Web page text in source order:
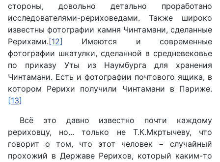
стороны, довольно детально проработано
исследователями-рериховедами. Также широко
известны фотографии камня Чинтамани, сделанные
Рерихами. [12]
Имеются и современные
фотографии шкатулки, сделанной в средневековье
по приказу Уты из Наумбурга для хранения
Чинтамани. Есть и фотографии почтового ящика, в
котором Рерихи получили Чинтамани в Париже.
[13]
Всё это давно известно почти каждому
рериховцу, но... только не Т.К.Мкртычеву, что
говорит о том, что этот человек − случайный
прохожий в Державе Рерихов, который каким-то